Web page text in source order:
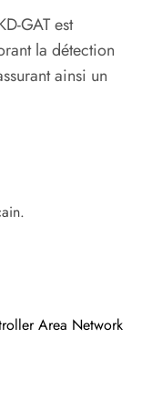
GAT est
la détection
ainsi un
Area Network